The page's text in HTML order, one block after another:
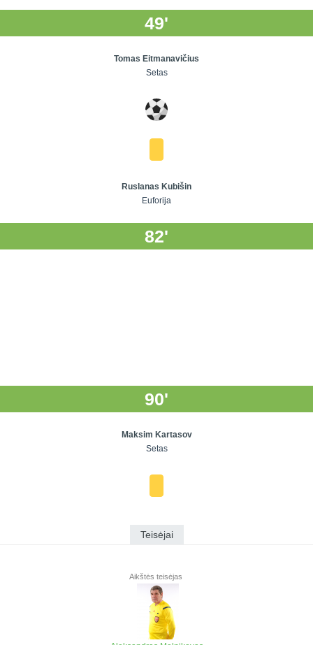
49'
Tomas Eitmanavičius
Setas
Ruslanas Kubišin
Euforija
82'
90'
Maksim Kartasov
Setas
Teisėjai
Aikštės teisėjas